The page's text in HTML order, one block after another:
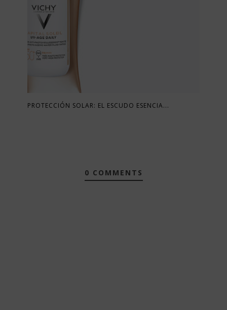
PROTECCIÓN SOLAR: EL ESCUDO ESENCIA...
0 COMMENTS